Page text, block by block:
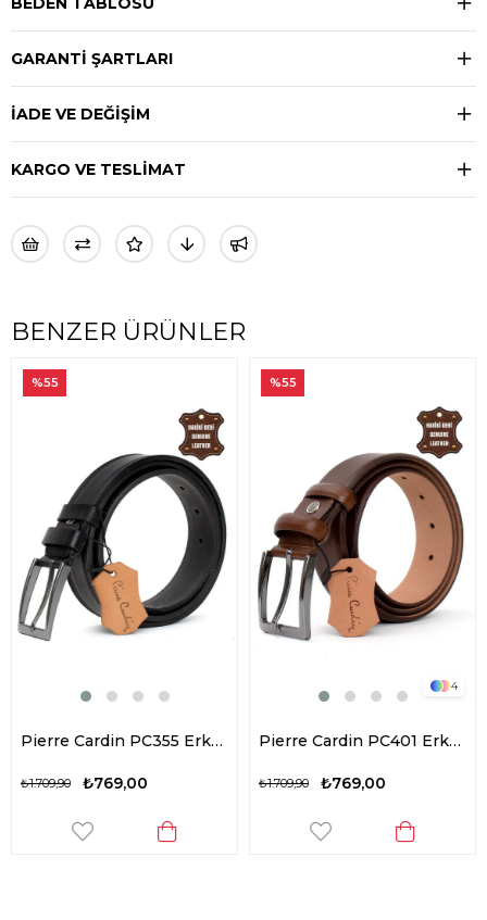
GARANTİ ŞARTLARI
İADE VE DEĞİŞİM
KARGO VE TESLİMAT
BENZER ÜRÜNLER
Pierre Cardin PC355 Erkek 3,5 cm Çift Dikiş Kemer Siyah
₺769,00
₺1.709,90
%55
4
Pierre Cardin PC401 Erkek 4 cm Hakiki Deri Kemer Camel
₺769,00
₺1.709,90
%55